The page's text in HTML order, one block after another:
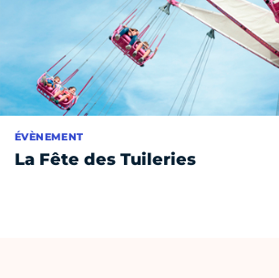
ÉVÈNEMENT
La Fête des Tuileries